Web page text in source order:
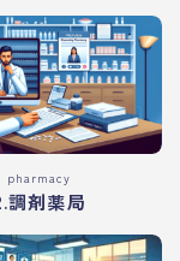
pharmacy
調剤薬局